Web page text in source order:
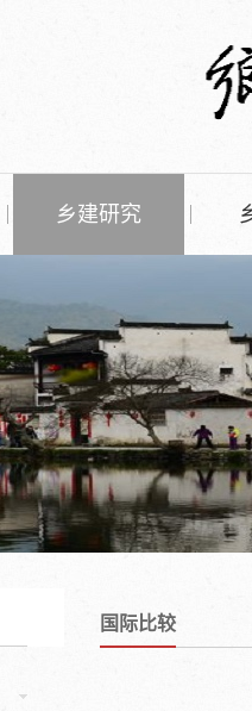
乡建研究
国际比较